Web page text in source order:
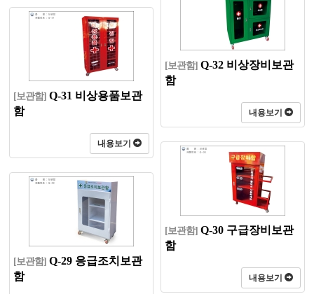
[보관함] Q-32 비상장비보관
함
내용보기
[보관함] Q-31 비상용품보관
함
내용보기
[보관함] Q-30 구급장비보관
함
내용보기
[보관함] Q-29 응급조치보관
함